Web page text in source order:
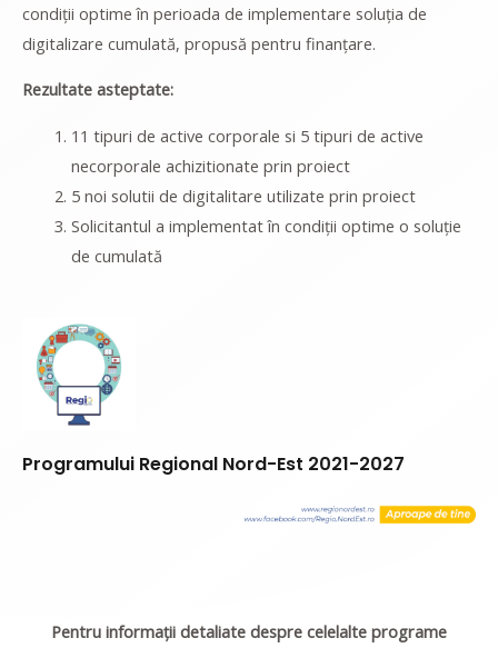
condiții optime în perioada de implementare soluția de
digitalizare cumulată, propusă pentru finanțare.
Rezultate asteptate:
11 tipuri de active corporale si 5 tipuri de active
necorporale achizitionate prin proiect
5 noi solutii de digitalitare utilizate prin proiect
Solicitantul a implementat în condiții optime o soluție
de cumulată
Programului Regional Nord-Est 2021-2027
Pentru informații detaliate despre celelalte programe